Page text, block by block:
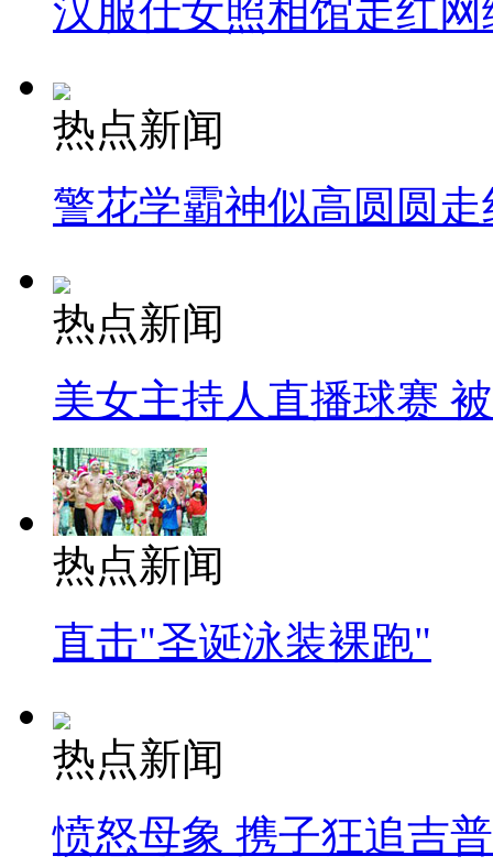
汉服仕女照相馆走红网
热点新闻
警花学霸神似高圆圆走
热点新闻
美女主持人直播球赛
热点新闻
直击"圣诞泳装裸跑"
热点新闻
愤怒母象 携子狂追吉